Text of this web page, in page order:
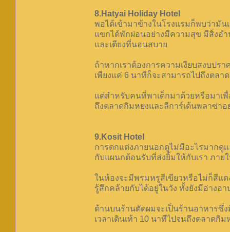
8.Hatyai Holiday Hotel
พอได้เข้ามาข้างในโรงแรมก็พบว่ามั
แขกได้พักผ่อนอย่างมีความสุข มีสิ่งอำ
และเตียงที่นอนสบาย
ถ้าหากเราต้องการความเงียบสงบปร
เพียงแค่ 6 นาทีก็จะสามารถไปถึงตลา
แต่สำหรับคนที่พาเด็กมาด้วยหรือมาเ
ถึงตลาดกิมหยงและลีการ์เด้นพลาซ่าอ
9.Kosit Hotel
การตกแต่งภายนอกดูไม่มีอะไรมากดู
กับแผนกต้อนรับที่ส่งยิ้มให้กับเรา ภาย
ในห้องจะมีพรมหรูสีเขียวหรือไม่ก็สีแ
รู้สึกคล้ายกับได้อยู่ในวัง ทั้งยังมีอ่าง
ด้านบนร้านตัดผมจะเป็นร้านอาหารซึ่ง
เวลาเดินเท้า 10 นาทีไปจนถึงตลาดกิม